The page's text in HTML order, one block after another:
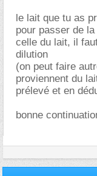
le lait que tu as
pour passer de
celle du lait, il
dilution
(on peut faire
proviennent du
prélevé et en
bonne